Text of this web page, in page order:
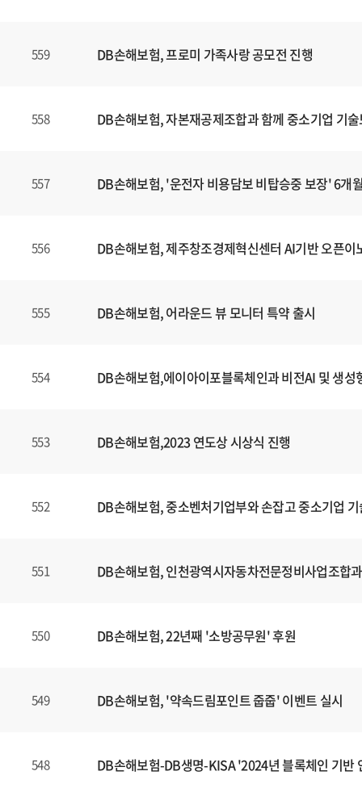
559 DB손해보험, 프로미 가족사랑 공모전 진행
558 DB손해보험, 자본재공제조합과 함께 중소기업 기
557 DB손해보험, '운전자 비용담보 비탑승중 보장' 6개
556 DB손해보험, 제주창조경제혁신센터 AI기반 오픈
555 DB손해보험, 어라운드 뷰 모니터 특약 출시
554 DB손해보험,에이아이포블록체인과 비전AI 및 생
553 DB손해보험,2023 연도상 시상식 진행
552 DB손해보험, 중소벤처기업부와 손잡고 중소기업
551 DB손해보험, 인천광역시자동차전문정비사업조합
550 DB손해보험, 22년째 '소방공무원' 후원
549 DB손해보험, '약속드림포인트 줍줍' 이벤트 실시
548 DB손해보험-DB생명-KISA '2024년 블록체인 기반